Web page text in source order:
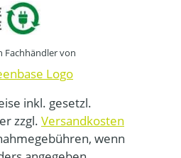
Fachhändler von
inkl. gesetzl.
zzgl. Versandkosten
wenn